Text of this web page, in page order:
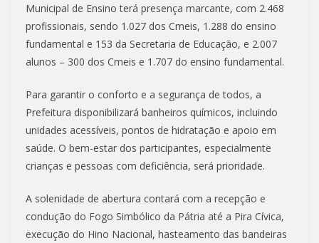
Municipal de Ensino terá presença marcante, com 2.468
profissionais, sendo 1.027 dos Cmeis, 1.288 do ensino
fundamental e 153 da Secretaria de Educação, e 2.007
alunos – 300 dos Cmeis e 1.707 do ensino fundamental.
Para garantir o conforto e a segurança de todos, a
Prefeitura disponibilizará banheiros químicos, incluindo
unidades acessíveis, pontos de hidratação e apoio em
saúde. O bem-estar dos participantes, especialmente
crianças e pessoas com deficiência, será prioridade.
A solenidade de abertura contará com a recepção e
condução do Fogo Simbólico da Pátria até a Pira Cívica,
execução do Hino Nacional, hasteamento das bandeiras